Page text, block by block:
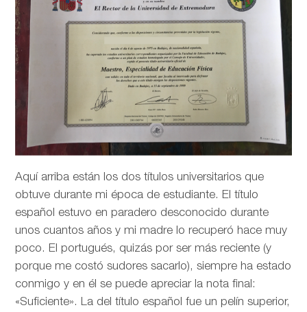
Aquí arriba están los dos títulos universitarios que
obtuve durante mi época de estudiante. El título
español estuvo en paradero desconocido durante
unos cuantos años y mi madre lo recuperó hace muy
poco. El portugués, quizás por ser más reciente (y
porque me costó sudores sacarlo), siempre ha estado
conmigo y en él se puede apreciar la nota final:
«Suficiente». La del título español fue un pelín superior,